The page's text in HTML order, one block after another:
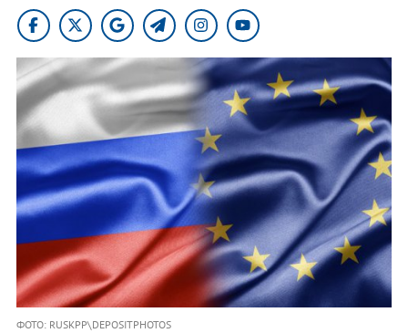
ФОТО: RUSKPP\DEPOSITPHOTOS